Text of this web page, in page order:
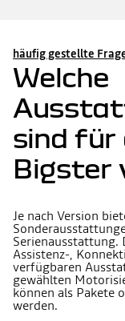
häufig gestellte
Welche
sind für
Bigster
Je nach Version
Serienausstattung.
Assistenz-,
verfügbaren
gewählten
können als Pakete
werden.